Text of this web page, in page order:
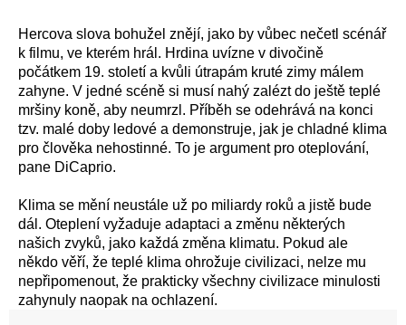
Hercova slova bohužel znějí, jako by vůbec nečetl scénář
k filmu, ve kterém hrál. Hrdina uvízne v divočině
počátkem 19. století a kvůli útrapám kruté zimy málem
zahyne. V jedné scéně si musí nahý zalézt do ještě teplé
mršiny koně, aby neumrzl. Příběh se odehrává na konci
tzv. malé doby ledové a demonstruje, jak je chladné klima
pro člověka nehostinné. To je argument pro oteplování,
pane DiCaprio.
Klima se mění neustále už po miliardy roků a jistě bude
dál. Oteplení vyžaduje adaptaci a změnu některých
našich zvyků, jako každá změna klimatu. Pokud ale
někdo věří, že teplé klima ohrožuje civilizaci, nelze mu
nepřipomenout, že prakticky všechny civilizace minulosti
zahynuly naopak na ochlazení.